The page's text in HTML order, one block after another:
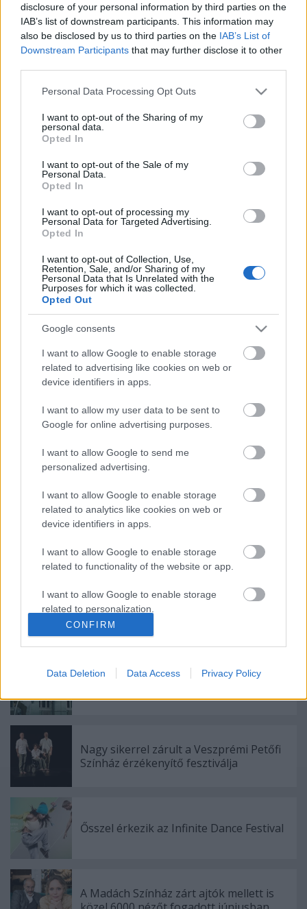
disclosure of your personal information by third parties on the
IAB’s list of downstream participants. This information may
also be disclosed by us to third parties on the IAB’s List of
Downstream Participants that may further disclose it to other
Please note that this website/app uses one or more Google
not limited to your visit or usage behaviour. You may click to
grant or deny consent to Google and its third-party tags to
use your data for below specified purposes in below Google
consent section.
Personal Data Processing Opt Outs
I want to opt-out of the Sharing of my
personal data.
Opted In
I want to opt-out of the Sale of my
Personal Data.
Opted In
I want to opt-out of processing my
Personal Data for Targeted Advertising.
Opted In
I want to opt-out of Collection, Use,
Retention, Sale, and/or Sharing of my
Personal Data that Is Unrelated with the
Purposes for which it was collected.
Opted Out
Google consents
I want to allow Google to enable storage
related to advertising like cookies on web or
device identifiers in apps.
I want to allow my user data to be sent to
Google for online advertising purposes.
I want to allow Google to send me
personalized advertising.
I want to allow Google to enable storage
related to analytics like cookies on web or
device identifiers in apps.
I want to allow Google to enable storage
related to functionality of the website or app.
I want to allow Google to enable storage
related to personalization.
I want to allow Google to enable storage
functionality and fraud prevention, and other
user protection.
CONFIRM
Data Deletion Data Access Privacy Policy
Egy jól menő informatikai cég vezetője szeretné
eladni a vállalatát, ám a vevő, egy külföldi
üzletember kizárólag a cég első számú emberével, a
Nincs mit tenni, fel kell bérelni egy állástalan
a történetet szeretném elmesélni a saját
eszközeimmel, a színház nyelvén. Meghatároz egy
történetet az, hogy a közönség milyen hordozón
kapja meg: filmen, amit moziban vagy DVD-n néz
meg, színházban, könyvben vagy hangoskönyvben.
Én a filmet soha nem alapműként kezelem, hanem
mint az adott a témának egy lehetséges
feldolgozását. Mindig úgy állok hozzá egy színházi
munkához, hogy ez csapatmunka, amiben nekem
kimagaslóan nagy felelősségem van. Hajlamosak
vagyunk elfelejteni, hogy ez nem egy gyár, hanem
művészet. Ennek az egésznek csak úgy van értelme,
ha együtt tudunk gondolkodni, figyelünk egymásra
és bizalommal vagyunk egymás iránt. Ha mindenki
hozzárakja a magáét, nemcsak a színészek, hanem
mondjuk az ügyelő és a kellékes is. Számomra ez a
természetes, és ha ez nem működik, akkor el kell
menni csikket szedni a körútra” - mondta az előadás
Forrás: Radnóti Színház
Ajánlott bejegyzések:
Nagy sikerrel zárult a Veszprémi Petőfi
Színház érzékenyítő fesztiválja
Ősszel érkezik az Infinite Dance Festival
A Madách Színház zárt ajtók mellett is